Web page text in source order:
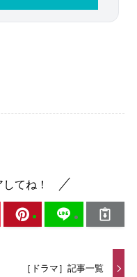
てね！
［ドラマ］記事一覧